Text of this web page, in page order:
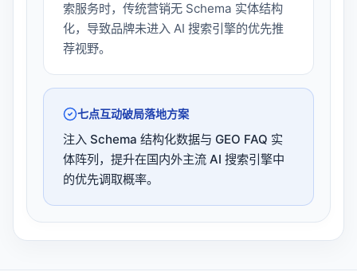
索服务时，传统营销无 Schema 实体结构
化，导致品牌未进入 AI 搜索引擎的优先推
荐视野。
七点互动破局落地方案
注入 Schema 结构化数据与 GEO FAQ 实
体阵列，提升在国内外主流 AI 搜索引擎中
的优先调取概率。